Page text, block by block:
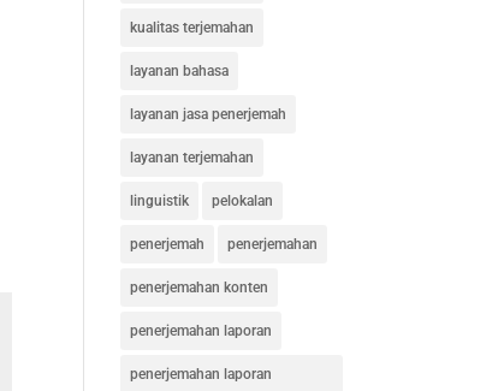
kualitas terjemahan
layanan bahasa
layanan jasa penerjemah
layanan terjemahan
linguistik pelokalan
penerjemah penerjemahan
penerjemahan konten
penerjemahan laporan
penerjemahan laporan